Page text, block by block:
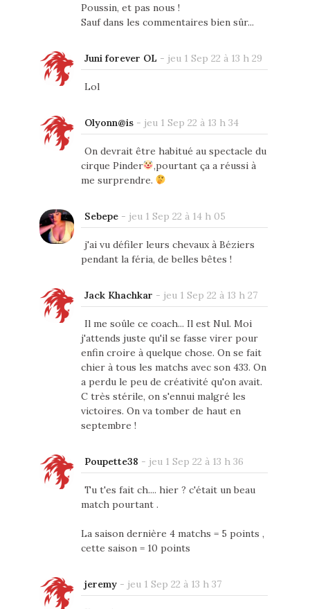
Poussin, et pas nous !
Sauf dans les commentaires bien sûr...
Juni forever OL - jeu 1 Sep 22 à 13 h 29
Lol
Olyonn@is- jeu 1 Sep 22 à 13 h 34
On devrait être habitué au spectacle du
cirque Pinder
,pourtant ça a réussi à
me surprendre.
Sebepe- jeu 1 Sep 22 à 14 h 05
j'ai vu défiler leurs chevaux à Béziers
pendant la féria, de belles bêtes !
Jack Khachkar - jeu 1 Sep 22 à 13 h 27
Il me soûle ce coach... Il est Nul. Moi
j'attends juste qu'il se fasse virer pour
enfin croire à quelque chose. On se fait
chier à tous les matchs avec son 433. On
a perdu le peu de créativité qu'on avait.
C très stérile, on s'ennui malgré les
victoires. On va tomber de haut en
septembre !
Poupette38 - jeu 1 Sep 22 à 13 h 36
Tu t'es fait ch.... hier ? c'était un beau
match pourtant .
La saison dernière 4 matchs = 5 points ,
cette saison = 10 points
jeremy- jeu 1 Sep 22 à 13 h 37